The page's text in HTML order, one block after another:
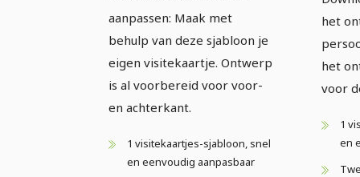
Versie 21
aanpassen: Maak met
behulp van deze sjabloon je
eigen visitekaartje. Ontwerp
is al voorbereid voor voor-
en achterkant.
1 visitekaartjes-sjabloon, snel
en eenvoudig aanpasbaar
het
het
voor
1
en